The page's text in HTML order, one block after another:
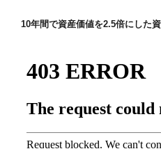
シ
ン
10年間で資産価値を2.5倍にした